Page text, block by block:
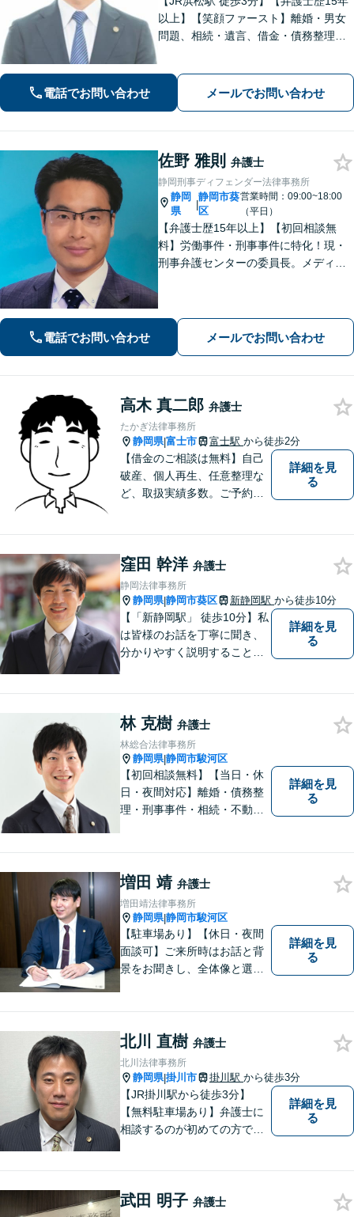
以上】【笑顔ファースト】離婚・男女
問題、相続・遺言、借金・債務整理な
顔で前を向いていただけるように全力
でサポートいたします。【初回面談無
電話でお問い合わせ メールでお問い合わせ
佐野 雅則 弁護士
静岡刑事ディフェンダー法律事務所
静岡
県
|
静岡市葵
区
営業時間：09:00~18:00
（平日）
【弁護士歴15年以上】【初回相談無
料】労働事件・刑事事件に特化！現・
刑事弁護センターの委員長。メディア
す。地域密着型の法律事務所
電話でお問い合わせ メールでお問い合わせ
高木 真二郎 弁護士
たかぎ法律事務所
静岡県|富士市 富士駅 から徒歩2分
【借金のご相談は無料】自己
破産、個人再生、任意整理な
ど、取扱実績多数。ご予約の
す。
詳細を見
る
窪田 幹洋 弁護士
静岡法律事務所
静岡県|静岡市葵区 新静岡駅 から徒歩10分
【「新静岡駅」 徒歩10分】私
は皆様のお話を丁寧に聞き、
分かりやすく説明することを
す。 どんな些細なことでも結
構ですので、お気軽にご相談
ください。
詳細を見
る
林 克樹 弁護士
林総合法律事務所
静岡県|静岡市駿河区
【初回相談無料】【当日・休
日・夜間対応】離婚・債務整
理・刑事事件・相続・不動産
す。法人・個人事業主の事業
再建・債務整理の問題解決に
自信があります。
詳細を見
る
増田 靖 弁護士
増田靖法律事務所
静岡県|静岡市駿河区
【駐車場あり】【休日・夜間
面談可】ご来所時はお話と背
景をお聞きし、全体像と選択
ください。
詳細を見
る
北川 直樹 弁護士
北川法律事務所
静岡県|掛川市 掛川駅 から徒歩3分
【JR掛川駅から徒歩3分】
【無料駐車場あり】弁護士に
相談するのが初めての方でも
には、可能な限り早く解決に
詳細を見
る
武田 明子 弁護士